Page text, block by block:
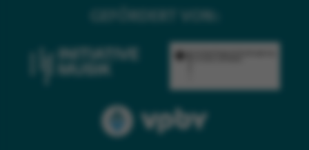
GEFÖRDERT VON: